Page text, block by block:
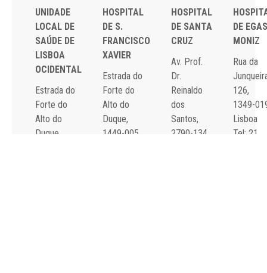
UNIDADE
LOCAL DE
SAÚDE DE
LISBOA
OCIDENTAL
Estrada do
Forte do
Alto do
Duque,
HOSPITAL
DE S.
FRANCISCO
XAVIER
Estrada do
Forte do
Alto do
Duque,
1449-005
HOSPITAL
DE SANTA
CRUZ
Av. Prof.
Dr.
Reinaldo
dos
Santos,
2790-134
DE EGAS
MONIZ
Rua da
126,
1349-
Lisboa
Tel: 21